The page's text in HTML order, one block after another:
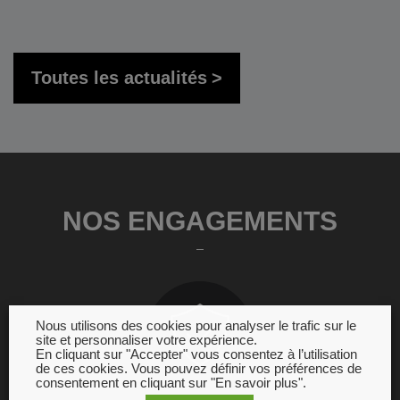
Toutes les actualités
NOS ENGAGEMENTS
Nous utilisons des cookies pour analyser le trafic sur le
site et personnaliser votre expérience.
En cliquant sur "Accepter" vous consentez à l’utilisation
de ces cookies. Vous pouvez définir vos préférences de
consentement en cliquant sur "En savoir plus".